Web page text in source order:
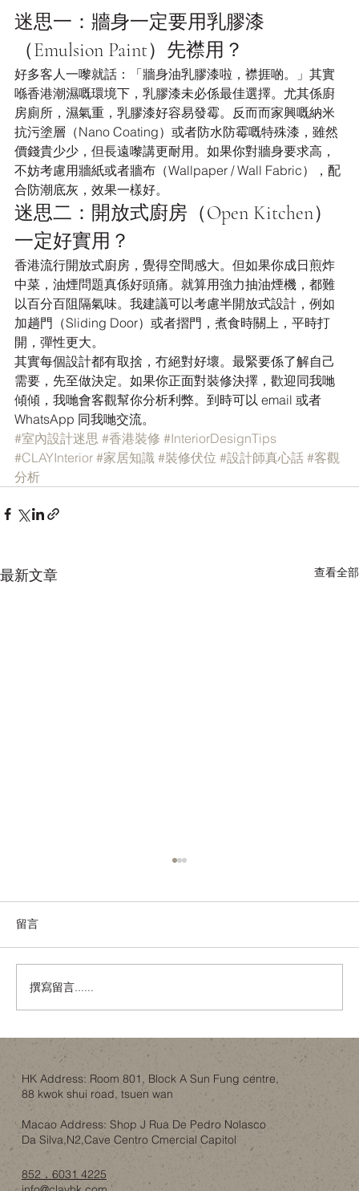
迷思一：牆身一定要用乳膠漆
（Emulsion Paint）先襟用？
好多客人一嚟就話：「牆身油乳膠漆啦，襟捱啲。」其實
喺香港潮濕嘅環境下，乳膠漆未必係最佳選擇。尤其係廚
房廁所，濕氣重，乳膠漆好容易發霉。反而而家興嘅納米
抗污塗層（Nano Coating）或者防水防霉嘅特殊漆，雖然
價錢貴少少，但長遠嚟講更耐用。如果你對牆身要求高，
不妨考慮用牆紙或者牆布（Wallpaper / Wall Fabric），配
合防潮底灰，效果一樣好。
迷思二：開放式廚房（Open Kitchen）
一定好實用？
香港流行開放式廚房，覺得空間感大。但如果你成日煎炸
中菜，油煙問題真係好頭痛。就算用強力抽油煙機，都難
以百分百阻隔氣味。我建議可以考慮半開放式設計，例如
加趟門（Sliding Door）或者摺門，煮食時關上，平時打
開，彈性更大。
其實每個設計都有取捨，冇絕對好壞。最緊要係了解自己
需要，先至做決定。如果你正面對裝修決擇，歡迎同我哋
傾傾，我哋會客觀幫你分析利弊。到時可以 email 或者
WhatsApp 同我哋交流。
#室內設計迷思 #香港裝修 #InteriorDesignTips
#CLAYInterior #家居知識 #裝修伏位 #設計師真心話 #客觀
分析
最新文章 查看全部
金色內櫳、經典建築與「文化破壞」：翻
新工程如何不淪為政治騷？
留言
撰寫留言......
HK Address: Room 801, Block A Sun Fung centre,
88 kwok shui road, tsuen wan
Macao Address: Shop J Rua De Pedro Nolasco
Da Silva,N2,Cave Centro Cmercial Capitol
852．6031 4225